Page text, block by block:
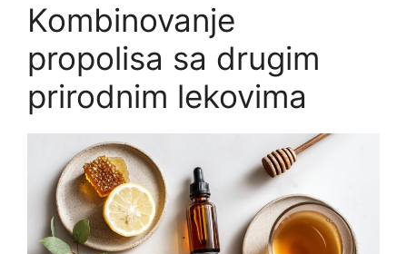
Kombinovanje
propolisa sa drugim
prirodnim lekovima